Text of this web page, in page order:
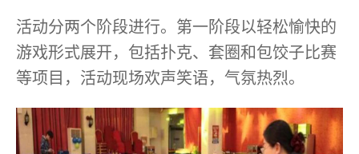
活动分两个阶段进行。第一阶段以轻松愉快的
游戏形式展开，包括扑克、套圈和包饺子比赛
等项目，活动现场欢声笑语，气氛热烈。